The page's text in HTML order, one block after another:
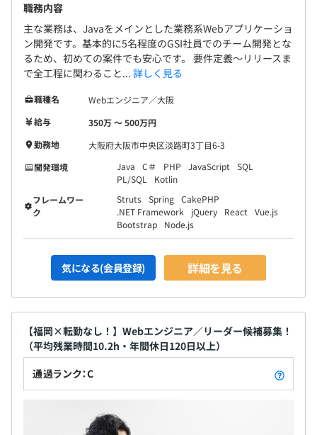
職務内容
主な業務は、Javaをメインとした業務系Webアプリケーショ
ン開発です。基本的に5名程度のGSI社員でのチーム開発とな
るため、初めての案件でも安心です。 要件定義～リリースま
で全工程に関わること... 詳しく見る
職種名
Webエンジニア／大阪
給与
350万 〜 500万円
勤務地
大阪府大阪市中央区淡路町3丁目6-3
開発環境
Java C＃ PHP JavaScript
SQL
PL/SQL
Kotlin
フレームワー
ク
Struts Spring CakePHP
.NET Framework
jQuery React
Vue.js
Bootstrap
Node.js
気になる(会員登録) 詳細を見る
【福岡×転勤なし！】Webエンジニア／リーダー候補募集！
（平均残業時間10.2h・年間休日120日以上）
通過ランク：C